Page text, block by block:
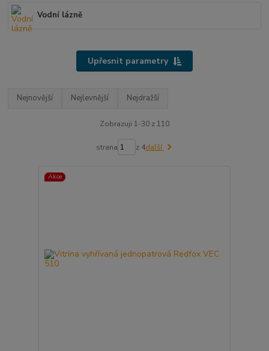
Vodní lázně
Upřesnit parametry
Nejnovější Nejlevnější Nejdražší
Zobrazuji 1-30 z 110
strana z 4další
Akce